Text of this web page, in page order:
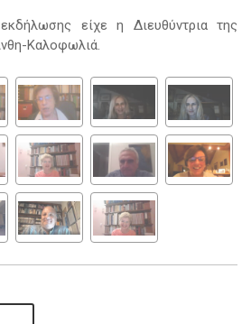
είχε η Διευθύντρια της
Καλοφωλιά.